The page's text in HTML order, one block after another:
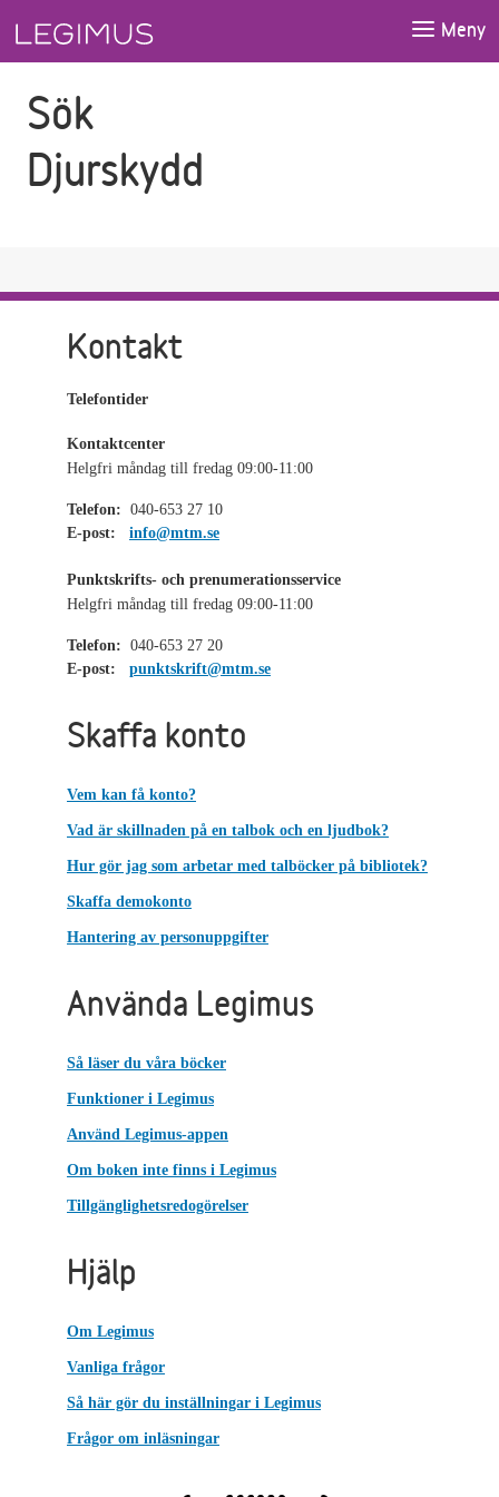
Meny
Sök
Djurskydd
Kontakt
Telefontider
Kontaktcenter
Helgfri måndag till fredag 09:00-11:00
Telefon: 040-653 27 10
E-post:
info@mtm.se
Punktskrifts- och prenumerationsservice
Helgfri måndag till fredag 09:00-11:00
Telefon: 040-653 27 20
E-post:
punktskrift@mtm.se
Skaffa konto
Vem kan få konto?
Vad är skillnaden på en talbok och en ljudbok?
Hur gör jag som arbetar med talböcker på bibliotek?
Skaffa demokonto
Hantering av personuppgifter
Använda Legimus
Så läser du våra böcker
Funktioner i Legimus
Använd Legimus-appen
Om boken inte finns i Legimus
Tillgänglighetsredogörelser
Hjälp
Om Legimus
Vanliga frågor
Så här gör du inställningar i Legimus
Frågor om inläsningar